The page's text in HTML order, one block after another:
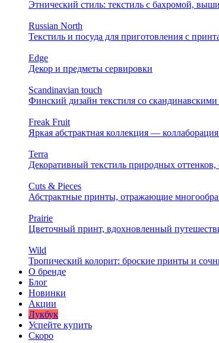
Этнический стиль: текстиль с бахромой,
Russian North
Текстиль и посуда для приготовления с
Edge
Декор и предметы сервировки
Scandinavian touch
Финский дизайн текстиля со
Freak Fruit
Яркая абстрактная коллекция —
Terra
Декоративный текстиль природных
Cuts & Pieces
Абстрактные принты, отражающие
Prairie
Цветочный принт, вдохновленный
Wild
Тропический колорит: броские принты и
О бренде
Блог
Новинки
Акции
Лукбук
Успейте купить
Скоро